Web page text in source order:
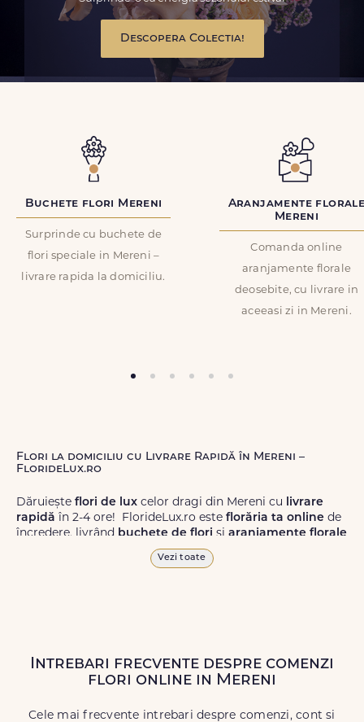
Descopera Colectia!
Buchete flori Mereni
Surprinde cu buchete de
flori speciale in Mereni –
livrare rapida la domiciliu.
Aranjamente
Mereni
Comanda online
aranjamente florale
deosebite, cu livrare in
aceeasi zi in Mereni.
Flori la domiciliu cu Livrare Rapidă în Mereni –
FlorideLux.ro
Dăruiește flori de lux celor dragi din Mereni cu livrare
rapidă în 2-4 ore! FlorideLux.ro este florăria ta online de
încredere, livrând buchete de flori și aranjamente florale
de calitate superioară în Mereni și în toată România.
Livrăm buchete de florichiar și în weekend, pentru ca tu
să poți adresa un gest frumos atunci când ai nevoie.
Vezi toate
Intrebari frecvente despre comenzi
flori online in Mereni
Cele mai frecvente intrebari despre comenzi, cont si